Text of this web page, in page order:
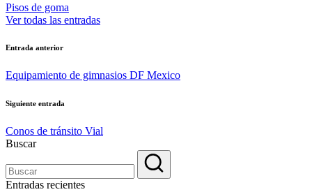
Pisos de goma
Ver todas las entradas
Navegación
de
Entrada anterior
Equipamiento de gimnasios DF Mexico
Siguiente entrada
Conos de tránsito Vial
Buscar
Entradas recientes